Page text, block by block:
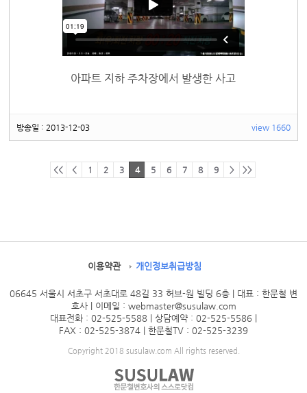
아파트 지하 주차장에서 발생한 사고
방송일 : 2013-12-03 view 1660
<< < 1 2 3 4 5 6 7 8 9 > >>
이용약관 개인정보취급방침
06645 서울시 서초구 서초대로 48길 33 허브-원 빌딩 6층 | 대표 : 한문철 변
호사
| 이메일 : webmaster@susulaw.com
대표전화 : 02-525-5588 | 상담예약 : 02-525-5586
FAX : 02-525-3874 | 한문철TV : 02-525-3239
Copyright 2018 susulaw.com All rights reserved.